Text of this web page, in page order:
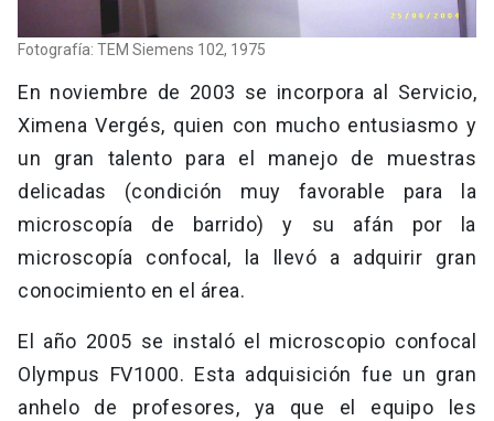
Fotografía: TEM Siemens 102, 1975
En noviembre de 2003 se incorpora al Servicio,
Ximena Vergés, quien con mucho entusiasmo y
un gran talento para el manejo de muestras
delicadas (condición muy favorable para la
microscopía de barrido) y su afán por la
microscopía confocal, la llevó a adquirir gran
conocimiento en el área.
El año 2005 se instaló el microscopio confocal
Olympus FV1000. Esta adquisición fue un gran
anhelo de profesores, ya que el equipo les